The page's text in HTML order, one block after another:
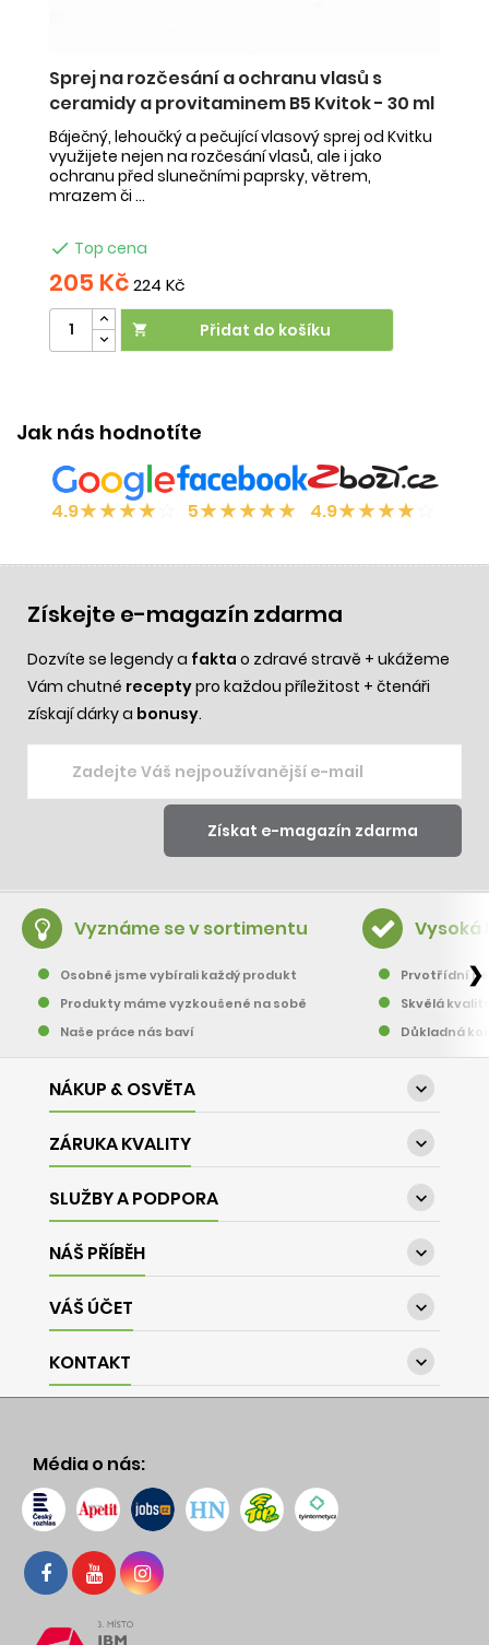
Sprej na rozčesání a ochranu vlasů s
ceramidy a provitaminem B5 Kvitok - 30 ml
Báječný, lehoučký a pečující vlasový sprej od Kvitku
využijete nejen na rozčesání vlasů, ale i jako
ochranu před slunečními paprsky, větrem,
mrazem či ...
 Top cena
205 Kč224 Kč
 Přidat do košíku
Jak nás hodnotíte
4.9★★★★ 5★★★★★ 4.9★★★★
Získejte e-magazín zdarma
Dozvíte se legendy a fakta o zdravé stravě + ukážeme
Vám chutné receptypro každou příležitost + čtenáři
získají dárky a bonusy.
Vyznáme se v sortimentu
Osobně jsme vybírali každý produkt
Produkty máme vyzkoušené na sobě
Naše práce nás baví
Vysoká
Prvotřídní
Skvělá
Důkladná
❯
NÁKUP & OSVĚTA 
ZÁRUKA KVALITY 
SLUŽBY A PODPORA 
NÁŠ PŘÍBĚH 
VÁŠ ÚČET 
KONTAKT 
Média o nás: